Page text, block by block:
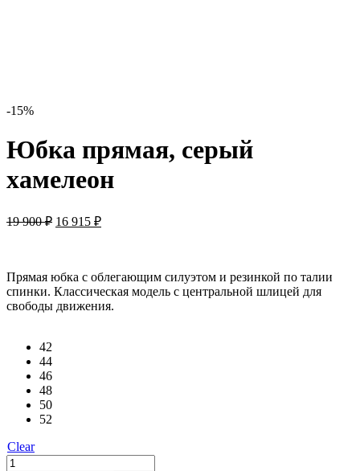
-15%
Юбка прямая, серый
хамелеон
19 900₽ 16 915 ₽
Прямая юбка с облегающим силуэтом и резинкой по талии
спинки. Классическая модель с центральной шлицей для
свободы движения.
42
44
46
48
50
52
Clear